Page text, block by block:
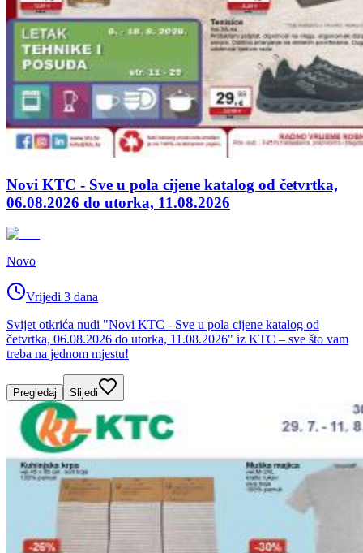
Novi KTC - Sve u pola cijene katalog od četvrtka,
06.08.2026 do utorka, 11.08.2026
Novo
Vrijedi 3 dana
Svijet otkrića nudi "Novi KTC - Sve u pola cijene katalog od
četvrtka, 06.08.2026 do utorka, 11.08.2026" iz KTC – sve što vam
treba na jednom mjestu!
Pregledaj Slijedi